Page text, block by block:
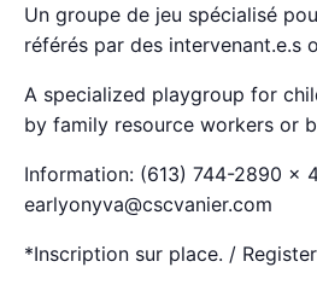
Un groupe de jeu spécialisé
référés par des intervenant.e.s
A specialized playgroup for
by family resource workers or
Information: (613) 744-2890 x
earlyonyva@cscvanier.com
*Inscription sur place. /